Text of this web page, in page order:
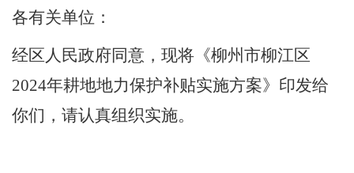
各有关单位：
经区人民政府同意，现将 《柳州市柳江区
2024年耕地地力保护补贴实施方案》印发给
你们，请认真组织实施。